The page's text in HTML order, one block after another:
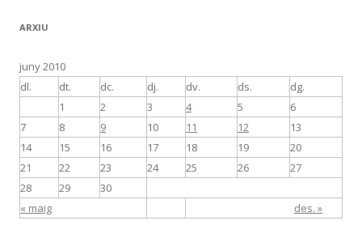
ARXIU
juny 2010
dl.
dt. dc. dj. dv. ds. dg.
« maig des. »
1 2 3 4 5
6
7
8 9 10 11 12
13
14
15 16 17 18 19
20
21
22 23 24 25 26
27
28
29 30